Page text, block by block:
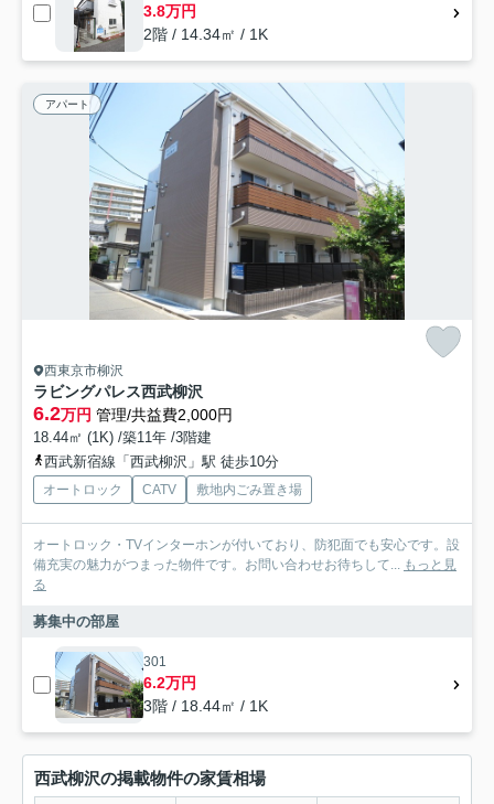
3.8万円
2階 / 14.34㎡ / 1K
アパート
西東京市柳沢
ラビングパレス西武柳沢
6.2万円 管理/共益費2,000円
18.44㎡ (1K) /築11年 /3階建
西武新宿線「西武柳沢」駅 徒歩10分
オートロック CATV 敷地内ごみ置き場
オートロック・TVインターホンが付いており、防犯面でも安心です。設
備充実の魅力がつまった物件です。お問い合わせお待ちして... もっと見
る
募集中の部屋
301
6.2万円
3階 / 18.44㎡ / 1K
西武柳沢の掲載物件の家賃相場